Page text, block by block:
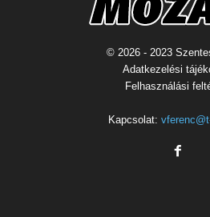
© 2026 - 2023
Adatkezelési
Felhasználási
Kapcsolat: